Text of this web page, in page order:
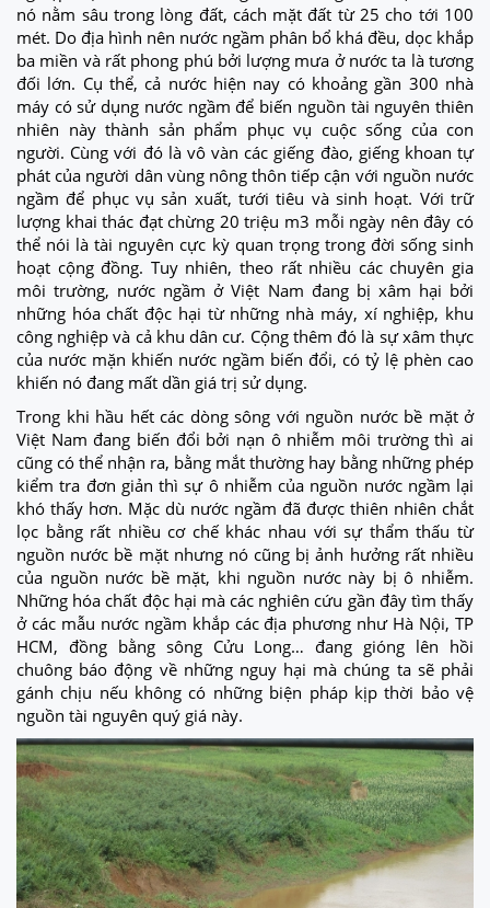
nó nằm sâu trong lòng đất, cách mặt đất từ 25 cho tới 100
mét. Do địa hình nên nước ngầm phân bổ khá đều, dọc khắp
ba miền và rất phong phú bởi lượng mưa ở nước ta là tương
đối lớn. Cụ thể, cả nước hiện nay có khoảng gần 300 nhà
máy có sử dụng nước ngầm để biến nguồn tài nguyên thiên
nhiên này thành sản phẩm phục vụ cuộc sống của con
người. Cùng với đó là vô vàn các giếng đào, giếng khoan tự
phát của người dân vùng nông thôn tiếp cận với nguồn nước
ngầm để phục vụ sản xuất, tưới tiêu và sinh hoạt. Với trữ
lượng khai thác đạt chừng 20 triệu m3 mỗi ngày nên đây có
thể nói là tài nguyên cực kỳ quan trọng trong đời sống sinh
hoạt cộng đồng. Tuy nhiên, theo rất nhiều các chuyên gia
môi trường, nước ngầm ở Việt Nam đang bị xâm hại bởi
những hóa chất độc hại từ những nhà máy, xí nghiệp, khu
công nghiệp và cả khu dân cư. Cộng thêm đó là sự xâm thực
của nước mặn khiến nước ngầm biến đổi, có tỷ lệ phèn cao
khiến nó đang mất dần giá trị sử dụng.
Trong khi hầu hết các dòng sông với nguồn nước bề mặt ở
Việt Nam đang biến đổi bởi nạn ô nhiễm môi trường thì ai
cũng có thể nhận ra, bằng mắt thường hay bằng những phép
kiểm tra đơn giản thì sự ô nhiễm của nguồn nước ngầm lại
khó thấy hơn. Mặc dù nước ngầm đã được thiên nhiên chắt
lọc bằng rất nhiều cơ chế khác nhau với sự thẩm thấu từ
nguồn nước bề mặt nhưng nó cũng bị ảnh hưởng rất nhiều
của nguồn nước bề mặt, khi nguồn nước này bị ô nhiễm.
Những hóa chất độc hại mà các nghiên cứu gần đây tìm thấy
ở các mẫu nước ngầm khắp các địa phương như Hà Nội, TP
HCM, đồng bằng sông Cửu Long… đang gióng lên hồi
chuông báo động về những nguy hại mà chúng ta sẽ phải
gánh chịu nếu không có những biện pháp kịp thời bảo vệ
nguồn tài nguyên quý giá này.